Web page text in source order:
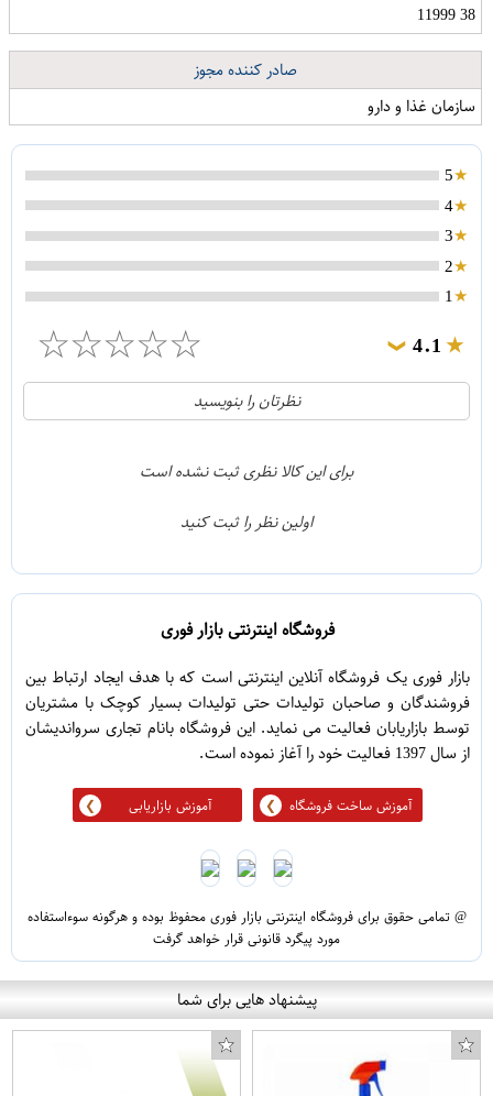
38 11999
صادر کننده مجوز
سازمان غذا و دارو
5
4
3
2
1
4.1
❯
☆
☆
☆
☆
☆
21
1
نظرتان را بنویسید
برای این کالا نظری ثبت نشده است
اولین نظر را ثبت کنید
فروشگاه اینترنتی بازار فوری
بازار فوری یک فروشگاه آنلاین اینترنتی است که با هدف ایجاد ارتباط بین
فروشندگان و صاحبان تولیدات حتی تولیدات بسیار کوچک با مشتریان
توسط بازاریابان فعالیت می نماید. این فروشگاه بانام تجاری سرواندیشان
از سال 1397 فعالیت خود را آغاز نموده است.
آموزش ساخت فروشگاه آموزش بازاریابی
@ تمامی حقوق برای فروشگاه اینترنتی بازار فوری محفوظ بوده و هرگونه سوءاستفاده
مورد پیگرد قانونی قرار خواهد گرفت
پیشنهاد هایی برای شما